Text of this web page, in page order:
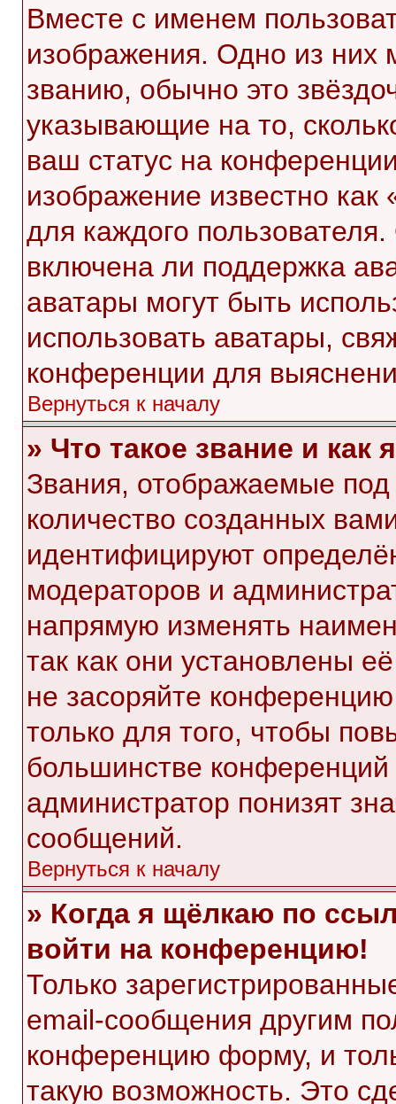
Вместе с именем
изображения. Одно из них
званию, обычно это
указывающие на то,
ваш статус на
изображение известно
для каждого
включена ли поддержка
аватары могут быть
использовать аватары,
конференции для
Вернуться к началу
» Что такое звание и как
Звания, отображаемые
количество созданных
идентифицируют
модераторов и
напрямую изменять
так как они установлены
не засоряйте
только для того, чтобы
большинстве
администратор понизят
сообщений.
Вернуться к началу
» Когда я щёлкаю по
войти на конференцию!
Только
email-сообщения другим
конференцию форму, и
такую возможность. Это